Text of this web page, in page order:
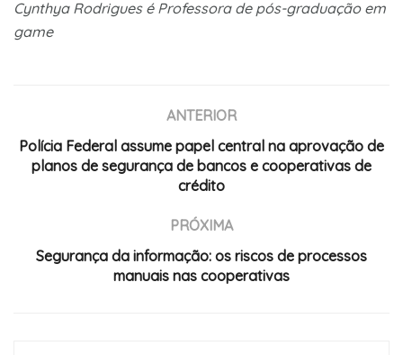
Cynthya Rodrigues é Professora de pós-graduação em
game
ANTERIOR
Polícia Federal assume papel central na aprovação de
planos de segurança de bancos e cooperativas de
crédito
PRÓXIMA
Segurança da informação: os riscos de processos
manuais nas cooperativas